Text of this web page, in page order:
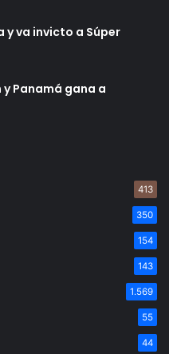
va invicto a Súper
Panamá gana a
413
350
154
143
1.569
55
44